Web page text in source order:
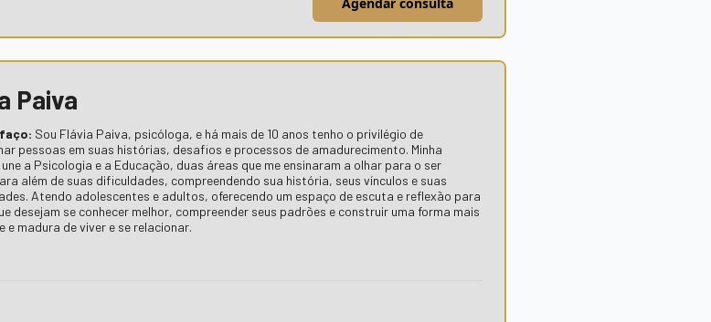
Paiva
faço: Sou Flávia Paiva, psicóloga, e há mais de 10 anos tenho o privilégio de
pessoas em suas histórias, desafios e processos de amadurecimento. Minha
a Psicologia e a Educação, duas áreas que me ensinaram a olhar para o ser
além de suas dificuldades, compreendendo sua história, seus vínculos e suas
Atendo adolescentes e adultos, oferecendo um espaço de escuta e reflexão para
desejam se conhecer melhor, compreender seus padrões e construir uma forma mais
e madura de viver e se relacionar.